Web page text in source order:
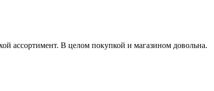
ассортимент. В целом покупкой и магазином довольна.